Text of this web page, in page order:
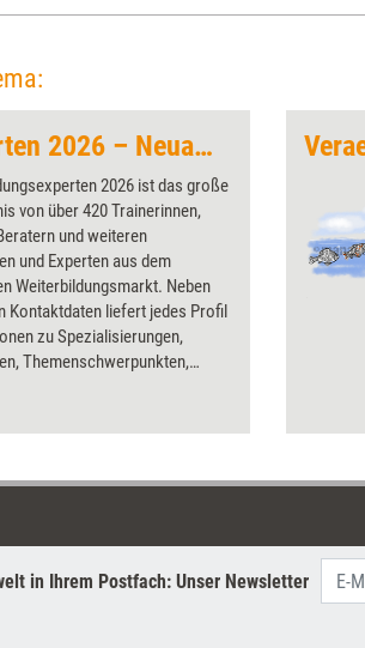
Weiterbildungsexperten 2026 – Neuauflage
2026 ist das große
von über 420 Trainerinnen,
und weiteren
und Experten aus dem
Weiterbildungsmarkt. Neben
Kontaktdaten liefert jedes Profil
zu Spezialisierungen,
Themenschwerpunkten,
Datenbank auf der
alle Weiterbildungsprofis
finden Sie schnell
in Ihrem Postfach: Unser Newsletter